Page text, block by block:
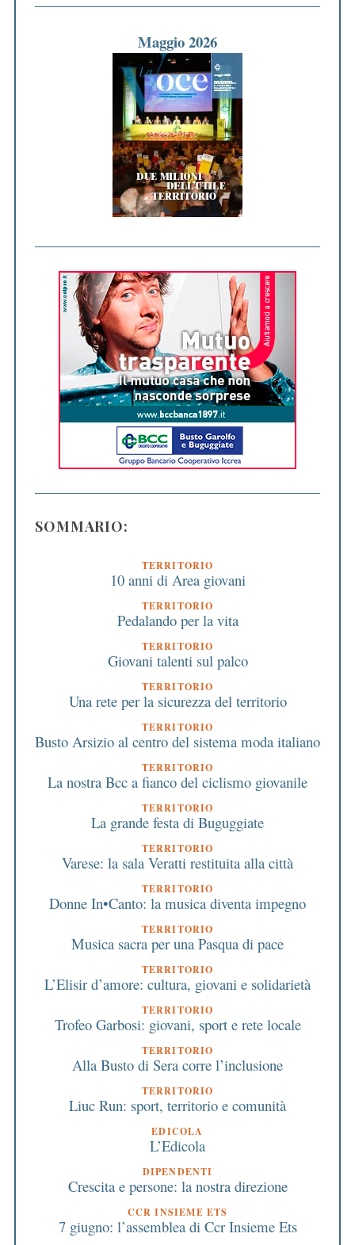
Maggio 2026
SOMMARIO:
TERRITORIO
10 anni di Area giovani
TERRITORIO
Pedalando per la vita
TERRITORIO
Giovani talenti sul palco
TERRITORIO
Una rete per la sicurezza del territorio
TERRITORIO
Busto Arsizio al centro del sistema moda italiano
TERRITORIO
La nostra Bcc a fianco del ciclismo giovanile
TERRITORIO
La grande festa di Buguggiate
TERRITORIO
Varese: la sala Veratti restituita alla città
TERRITORIO
Donne In•Canto: la musica diventa impegno
TERRITORIO
Musica sacra per una Pasqua di pace
TERRITORIO
L’Elisir d’amore: cultura, giovani e solidarietà
TERRITORIO
Trofeo Garbosi: giovani, sport e rete locale
TERRITORIO
Alla Busto di Sera corre l’inclusione
TERRITORIO
Liuc Run: sport, territorio e comunità
EDICOLA
L’Edicola
DIPENDENTI
Crescita e persone: la nostra direzione
CCR INSIEME ETS
7 giugno: l’assemblea di Ccr Insieme Ets